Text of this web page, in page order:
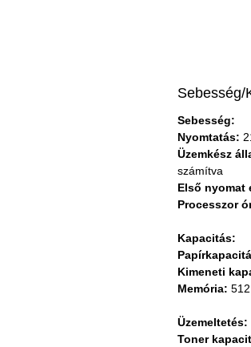
Sebesség/
Sebesség:
Nyomtatás:
Üzemkész
számítva
Első nyomat
Processzor
Kapacitás:
Kimeneti
Memória:
Üzemeltetés:
Toner